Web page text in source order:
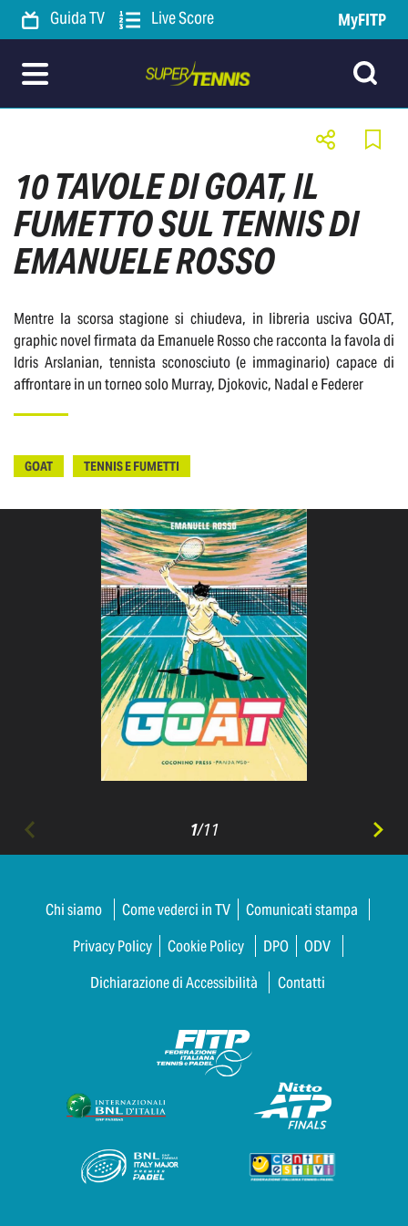
Guida TV Live Score MyFITP
10 TAVOLE DI GOAT, IL
FUMETTO SUL TENNIS DI
EMANUELE ROSSO
Mentre la scorsa stagione si chiudeva, in libreria usciva GOAT,
graphic novel firmata da Emanuele Rosso che racconta la favola di
Idris Arslanian, tennista sconosciuto (e immaginario) capace di
affrontare in un torneo solo Murray, Djokovic, Nadal e Federer
GOAT TENNIS E FUMETTI
1/11
Chi siamo Come vederci in TV
Comunicati stampa
Privacy Policy
Cookie Policy DPO
ODV
Dichiarazione di Accessibilità
Contatti